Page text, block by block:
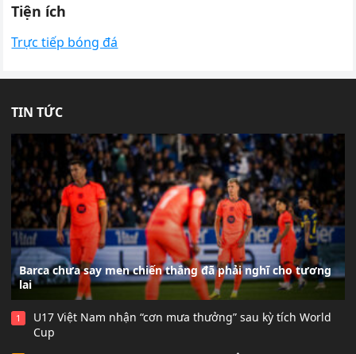
Tiện ích
Trực tiếp bóng đá
TIN TỨC
Barca chưa say men chiến thắng đã phải nghĩ cho tương
lai
1
U17 Việt Nam nhận “cơn mưa thưởng” sau kỳ tích World
Cup